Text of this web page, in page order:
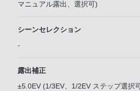
マニュアル露出、選択可)
シーンセレクション
-
露出補正
±5.0EV (1/3EV、1/2EV ステップ選択